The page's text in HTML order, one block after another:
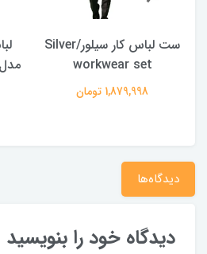
ست لباس کار سیلور/Silver
workwear set
1,879,998 تومان
دیدگاه‌ها
دیدگاه خود را بنویسید